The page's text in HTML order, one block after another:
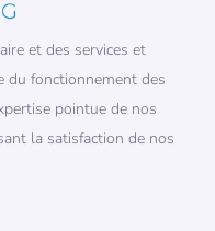
et des services et
du fonctionnement des
pointue de nos
la satisfaction de nos